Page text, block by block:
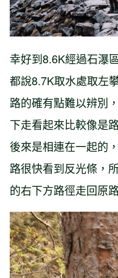
幸好到8.6K經過石瀑
都說8.7K取水處取左
路的確有點難以辨別
下走看起來比較像是
後來是相連在一起的
路很快看到反光條，
的右下方路徑走回原